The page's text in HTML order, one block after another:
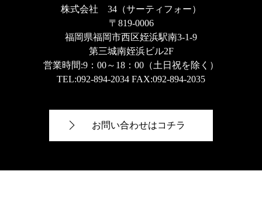
株式会社 34（サーティフォー）
〒819-0006
福岡県福岡市西区姪浜駅南3-1-9
第三城南姪浜ビル2F
営業時間:9：00～18：00（土日祝を除く）
TEL:092-894-2034 FAX:092-894-2035
お問い合わせはコチラ